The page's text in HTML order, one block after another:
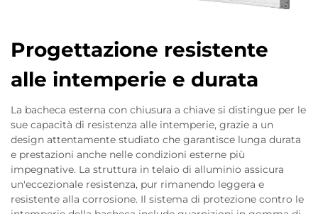
Progettazione resistente
alle intemperie e durata
La bacheca esterna con chiusura a chiave si distingue per le
sue capacità di resistenza alle intemperie, grazie a un
design attentamente studiato che garantisce lunga durata
e prestazioni anche nelle condizioni esterne più
impegnative. La struttura in telaio di alluminio assicura
un'eccezionale resistenza, pur rimanendo leggera e
resistente alla corrosione. Il sistema di protezione contro le